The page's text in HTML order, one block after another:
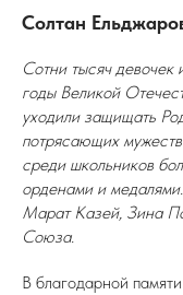
Солтан
Сотни тысяч девочек
годы Великой
уходили защищать
потрясающих
среди школьников
орденами и
Марат Казей, Зина
Союза.
В благодарной